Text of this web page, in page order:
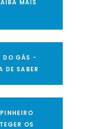
MAIS
DO GÁS -
DE SABER
OS